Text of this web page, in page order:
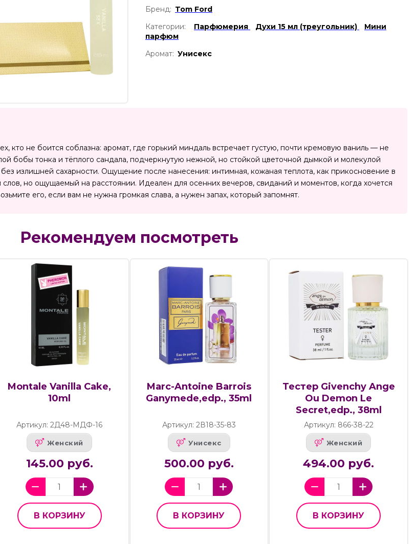
Бренд: Tom Ford
Категории:
Парфюмерия Духи 15 мл (треугольник)
Мини
парфюм
Аромат: Унисекс
кто не боится соблазна: аромат, где горький миндаль встречает густую, почти кремовую ваниль — не
бобы тонка и тёплого сандала, подчеркнутую нежной, но стойкой цветочной дымкой и молекулой
излишней сахарности. Ощущение после нанесения: интимная, кожаная теплота, как прикосновение в
но ощущаемый на расстоянии. Идеален для осенних вечеров, свиданий и моментов, когда хочется
его, если вам не нужна громкая слава, а нужен запах, который запомнят.
Рекомендуем посмотреть
Montale Vanilla Cake,
10ml
Артикул: 2Д48-МДФ-16
Женский
145.00 руб.
В КОРЗИНУ
Marc-Antoine Barrois
Ganymede,edp., 35ml
Артикул: 2В18-35-83
Унисекс
500.00 руб.
В КОРЗИНУ
Тестер Givenchy Ange
Ou Demon Le
Secret,edp., 38ml
Артикул: 866-38-22
Женский
494.00 руб.
В КОРЗИНУ